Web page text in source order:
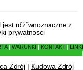
rďż˝wnoznaczne z
prywatnosci
| WARUNKI KONTAKT
LINKI
Zdrój| Kudowa Zdrój